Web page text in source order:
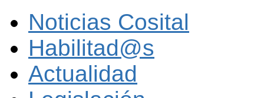
Noticias Cosital
Habilitad@s
Actualidad